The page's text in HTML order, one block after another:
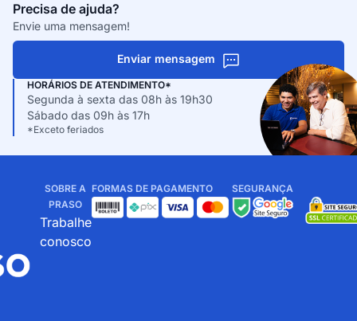
Precisa de ajuda?
Envie uma mensagem!
Enviar mensagem
HORÁRIOS DE ATENDIMENTO*
Segunda à sexta das 08h às 19h30
Sábado das 09h às 17h
*Exceto feriados
SOBRE A
PRASO
Trabalhe
conosco
FORMAS DE PAGAMENTO SEGURANÇA